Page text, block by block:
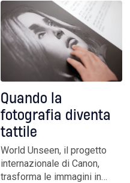
dati ambientali di valore:
CONOU guida una rete
industriale che trasforma
scarti in risorsa, connettendo
imprese e governance in
Quando la
fotografia diventa
tattile
World Unseen, il progetto
internazionale di Canon,
trasforma le immagini in